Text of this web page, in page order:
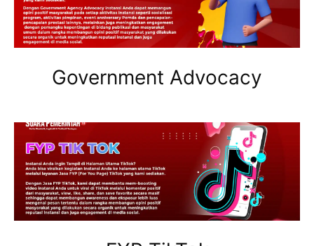
Government Advocacy